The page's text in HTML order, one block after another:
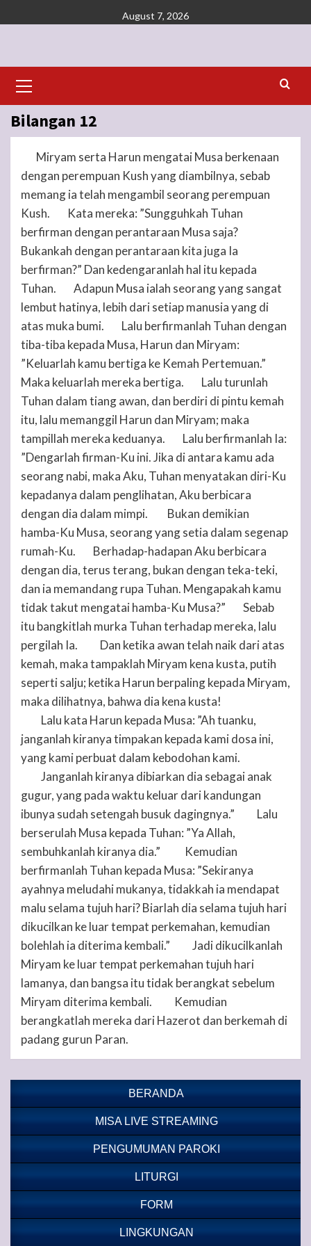
to
August 7, 2026
Menu
Bilangan 12
Miryam serta Harun mengatai Musa berkenaan
dengan perempuan Kush yang diambilnya, sebab
memang ia telah mengambil seorang perempuan
Kush.
Kata mereka: ”Sungguhkah Tuhan
berfirman dengan perantaraan Musa saja?
Bukankah dengan perantaraan kita juga Ia
berfirman?” Dan kedengaranlah hal itu kepada
Tuhan.
Adapun Musa ialah seorang yang sangat
lembut hatinya, lebih dari setiap manusia yang di
atas muka bumi.
Lalu berfirmanlah Tuhan dengan
tiba-tiba kepada Musa, Harun dan Miryam:
”Keluarlah kamu bertiga ke Kemah Pertemuan.”
Maka keluarlah mereka bertiga.
Lalu turunlah
Tuhan dalam tiang awan, dan berdiri di pintu kemah
itu, lalu memanggil Harun dan Miryam; maka
tampillah mereka keduanya.
Lalu berfirmanlah Ia:
”Dengarlah firman-Ku ini. Jika di antara kamu ada
seorang nabi, maka Aku, Tuhan menyatakan diri-Ku
kepadanya dalam penglihatan, Aku berbicara
dengan dia dalam mimpi.
Bukan demikian
hamba-Ku Musa, seorang yang setia dalam segenap
rumah-Ku.
Berhadap-hadapan Aku berbicara
dengan dia, terus terang, bukan dengan teka-teki,
dan ia memandang rupa Tuhan. Mengapakah kamu
tidak takut mengatai hamba-Ku Musa?”
Sebab
itu bangkitlah murka Tuhanterhadap mereka, lalu
pergilah Ia.
Dan ketika awan telah naik dari atas
kemah, maka tampaklah Miryam kena kusta, putih
seperti salju; ketika Harun berpaling kepada Miryam,
maka dilihatnya, bahwa dia kena kusta!
Lalu kata Harun kepada Musa: ”Ah tuanku,
janganlah kiranya timpakan kepada kami dosa ini,
yang kami perbuat dalam kebodohan kami.
Janganlah kiranya dibiarkan dia sebagai anak
gugur, yang pada waktu keluar dari kandungan
ibunya sudah setengah busuk dagingnya.”
Lalu
berserulah Musa kepada Tuhan: ”Ya Allah,
sembuhkanlah kiranya dia.”
Kemudian
berfirmanlah Tuhan kepada Musa: ”Sekiranya
ayahnya meludahi mukanya, tidakkah ia mendapat
malu selama tujuh hari? Biarlah dia selama tujuh hari
dikucilkan ke luar tempat perkemahan, kemudian
bolehlah ia diterima kembali.”
Jadi dikucilkanlah
Miryam ke luar tempat perkemahan tujuh hari
lamanya, dan bangsa itu tidak berangkat sebelum
Miryam diterima kembali.
Kemudian
berangkatlah mereka dari Hazerot dan berkemah di
padang gurun Paran.
BERANDA
MISA LIVE STREAMING
PENGUMUMAN PAROKI
LITURGI
FORM
LINGKUNGAN